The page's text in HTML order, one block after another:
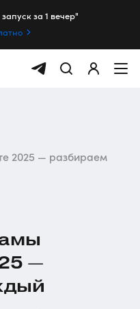
за 1 вечер"
2025 — разбираем
—